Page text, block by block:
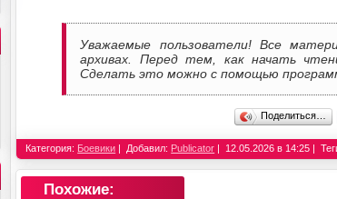
Уважаемые пользователи! Все
архивах. Перед тем, как начать
Сделать это можно с помощью
Поделиться…
Категория: Боевики Добавил: Publicator 12.05.2026 в 14:25
Похожие: